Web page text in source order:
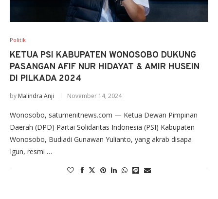
Politik
KETUA PSI KABUPATEN WONOSOBO DUKUNG
PASANGAN AFIF NUR HIDAYAT & AMIR HUSEIN
DI PILKADA 2024
by Malindra Anji November 14, 2024
Wonosobo, satumenitnews.com — Ketua Dewan Pimpinan
Daerah (DPD) Partai Solidaritas Indonesia (PSI) Kabupaten
Wonosobo, Budiadi Gunawan Yulianto, yang akrab disapa
Igun, resmi …